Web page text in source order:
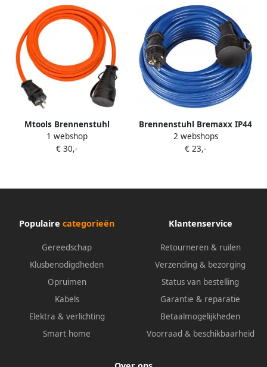
Mtools Brennenstuhl
BREMAXX IP44 verlengsnoer
10m oranje AT-N07V3V3-F
1 webshop
€ 30,-
Brennenstuhl Bremaxx IP44
verlengsnoer 10m blauw AT-
N05V3V3-F 3G1 5 | 1169810
2 webshops
€ 23,-
Populaire categorieën
Gereedschap
Klusbenodigdheden
Opruimen
Kabels
Elektra & verlichting
Smart home
Klantenservice
Retourneren & ruilen
Verzending & bezorging
Status van bestelling
Garantie & reparatie
Betaalmogelijkheden
Voorraad & beschikbaarheid